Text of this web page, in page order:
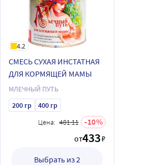
4.2
СМЕСЬ СУХАЯ ИНСТАТНАЯ
ДЛЯ КОРМЯЩЕЙ МАМЫ
МЛЕЧНЫЙ ПУТЬ
200 гр
400 гр
Цена: 481.11
10
от433₽
Выбрать из 2